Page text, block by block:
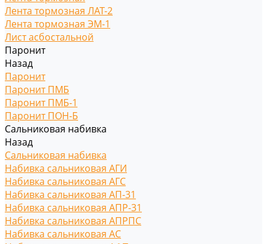
Лента тормозная ЛАТ-2
Лента тормозная ЭМ-1
Лист асбостальной
Паронит
Назад
Паронит
Паронит ПМБ
Паронит ПМБ-1
Паронит ПОН-Б
Сальниковая набивка
Назад
Сальниковая набивка
Набивка сальниковая АГИ
Набивка сальниковая АГС
Набивка сальниковая АП-31
Набивка сальниковая АПР-31
Набивка сальниковая АПРПС
Набивка сальниковая АС